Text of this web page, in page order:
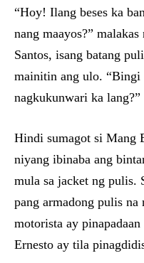
“Hoy! Ilang beses ka
nang maayos?”
Santos, isang batang
mainitin ang ulo. “Bingi
nagkukunwari ka lang?”
Hindi sumagot si Mang
niyang ibinaba ang
mula sa jacket ng pulis.
pang armadong pulis na
motorista ay
Ernesto ay tila